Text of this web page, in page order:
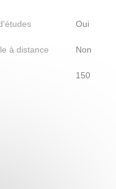
Oui
à distance Non
150